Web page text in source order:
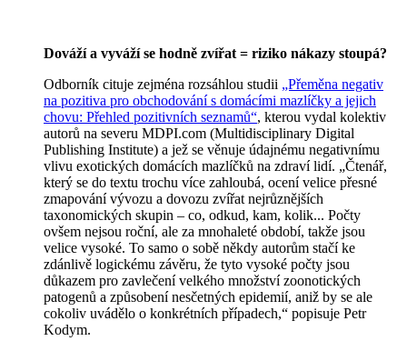
Dováží a vyváží se hodně zvířat = riziko nákazy stoupá?
Odborník cituje zejména rozsáhlou studii „Přeměna negativ
na pozitiva pro obchodování s domácími mazlíčky a jejich
chovu: Přehled pozitivních seznamů“, kterou vydal kolektiv
autorů na severu MDPI.com (Multidisciplinary Digital
Publishing Institute) a jež se věnuje údajnému negativnímu
vlivu exotických domácích mazlíčků na zdraví lidí. „Čtenář,
který se do textu trochu více zahloubá, ocení velice přesné
zmapování vývozu a dovozu zvířat nejrůznějších
taxonomických skupin – co, odkud, kam, kolik... Počty
ovšem nejsou roční, ale za mnohaleté období, takže jsou
velice vysoké. To samo o sobě někdy autorům stačí ke
zdánlivě logickému závěru, že tyto vysoké počty jsou
důkazem pro zavlečení velkého množství zoonotických
patogenů a způsobení nesčetných epidemií, aniž by se ale
cokoliv uvádělo o konkrétních případech,“ popisuje Petr
Kodym.